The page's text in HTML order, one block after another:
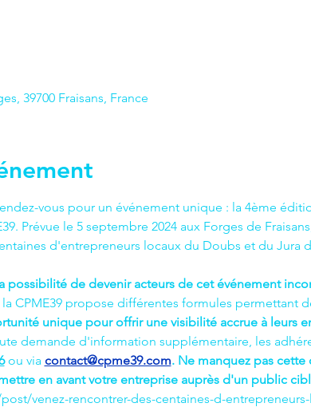
39700 Fraisans, France
vous pour un événement unique : la 4ème
Prévue le 5 septembre 2024 aux Forges de
d'entrepreneurs locaux du Doubs et du Jura
possibilité de devenir acteurs de cet événement
CPME39 propose différentes formules permettant
unique pour offrir une visibilité accrue à leurs
demande d'information supplémentaire, les
ou via contact@cpme39.com. Ne manquez pas
en avant votre entreprise auprès d'un public
venez-rencontrer-des-centaines-d-